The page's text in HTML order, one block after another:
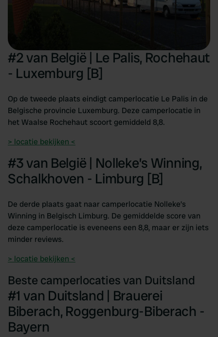
#2 van België | Le Palis, Rochehaut
- Luxemburg [B]
Op de tweede plaats eindigt camperlocatie Le Palis in de
Belgische provincie Luxemburg. Deze camperlocatie in
het Waalse Rochehaut scoort gemiddeld 8,8.
> locatie bekijken <
#3 van België | Nolleke’s Winning,
Schalkhoven - Limburg [B]
De derde plaats gaat naar camperlocatie Nolleke’s
Winning in Belgisch Limburg. De gemiddelde score van
deze camperlocatie is eveneens een 8,8, maar er zijn iets
minder reviews.
> locatie bekijken <
Beste camperlocaties van Duitsland
#1 van Duitsland | Brauerei
Biberach, Roggenburg-Biberach -
Bayern